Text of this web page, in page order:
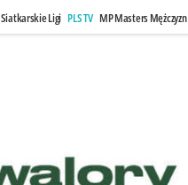
Siatkarskie Ligi PLS TV MP Masters Mężczyzn